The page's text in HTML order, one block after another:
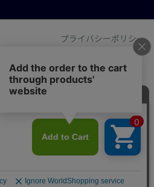
バッグに入れる
プライバシーポリシー
情報およびサービスを提供するために、
は、「同意する」をクリックしてくださ
リシーリンクまたは「Cookieについて」
。
同意する